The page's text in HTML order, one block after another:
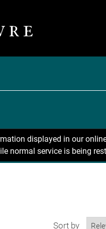
displayed in our
normal service is being
Sort by